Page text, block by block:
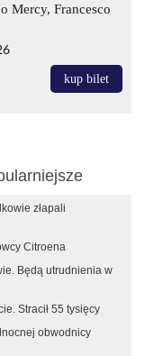
Mercy, Francesco
kup bilet
złapali
Citroena
Będą utrudnienia w
Stracił 55 tysięcy
obwodnicy